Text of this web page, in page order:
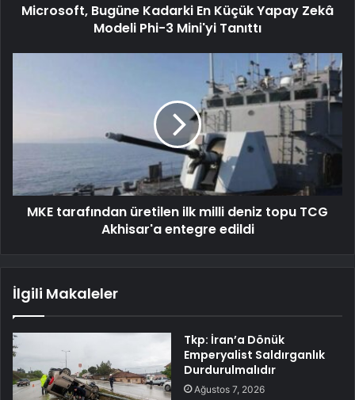
Microsoft, Bugüne Kadarki En Küçük Yapay Zekâ
Modeli Phi-3 Mini'yi Tanıttı
MKE tarafından üretilen ilk milli deniz topu TCG
Akhisar'a entegre edildi
İlgili Makaleler
Tkp: İran’a Dönük
Emperyalist Saldırganlık
Durdurulmalıdır
Ağustos 7, 2026